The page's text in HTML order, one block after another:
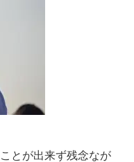
とが出来ず残念なが